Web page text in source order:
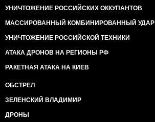
УНИЧТОЖЕНИЕ РОССИЙСКИХ ОККУПАНТОВ
МАССИРОВАННЫЙ КОМБИНИРОВАННЫЙ УДАР
УНИЧТОЖЕНИЕ РОССИЙСКОЙ ТЕХНИКИ
АТАКА ДРОНОВ НА РЕГИОНЫ РФ
РАКЕТНАЯ АТАКА НА КИЕВ
ОБСТРЕЛ
ЗЕЛЕНСКИЙ ВЛАДИМИР
ДРОНЫ